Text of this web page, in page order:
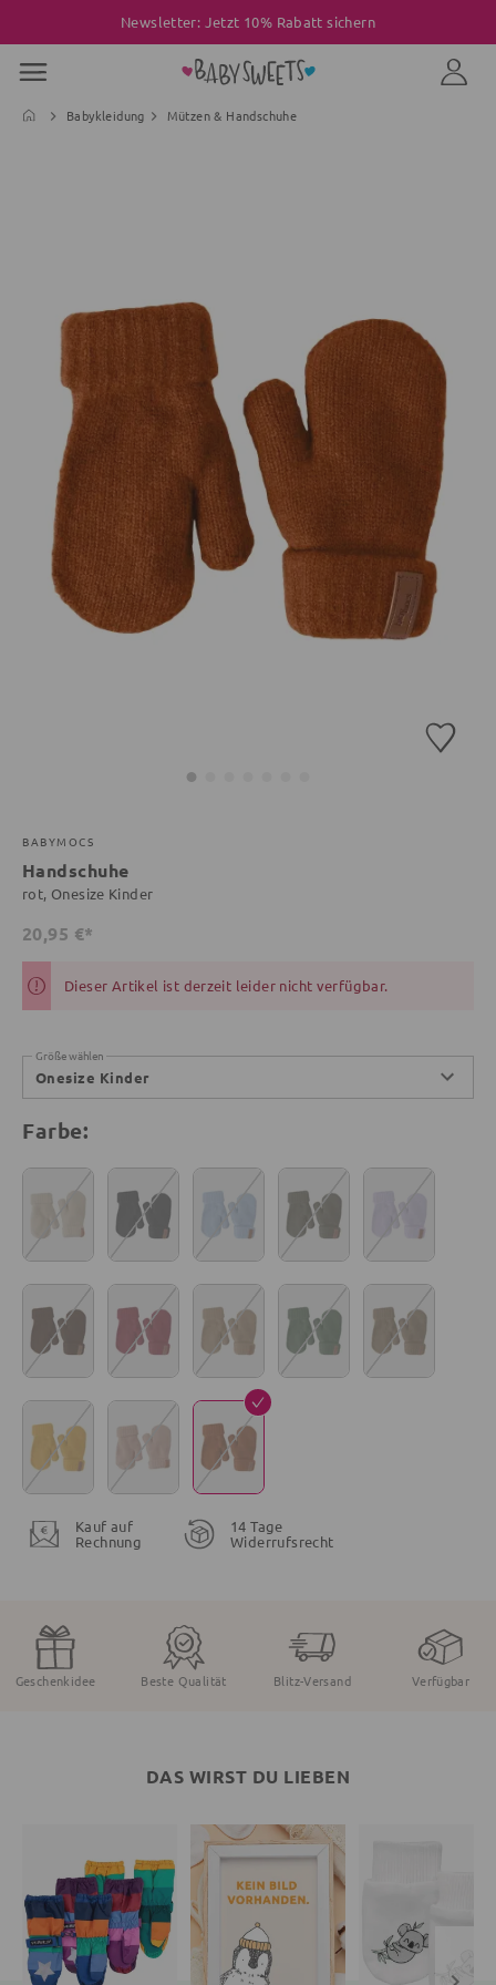
Newsletter: Jetzt 10% Rabatt sichern
Babykleidung Mützen & Handschuhe
BABYMOCS
Handschuhe
rot, Onesize Kinder
20,95 €*
Dieser Artikel ist derzeit leider nicht verfügbar.
Größe wählen
Onesize Kinder
Farbe:
Kauf auf
Rechnung
14 Tage
Widerrufsrecht
Geschenkidee Beste Qualität Blitz-Versand Verfügbar
DAS WIRST DU LIEBEN